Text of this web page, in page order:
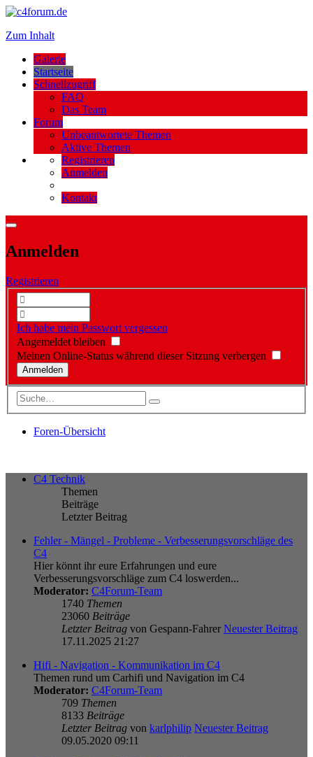
Zum Inhalt
Galerie
Startseite
Schnellzugriff
FAQ
Das Team
Forum
Unbeantwortete Themen
Aktive Themen
Registrieren
Anmelden
Kontakt
Anmelden
Registrieren
Ich habe mein Passwort vergessen
Angemeldet bleiben
Meinen Online-Status während dieser Sitzung verbergen
Foren-Übersicht
C4 Technik
Themen
Beiträge
Letzter Beitrag
Fehler - Mängel - Probleme - Verbesserungsvorschläge des
C4
Hier könnt ihr eure Erfahrungen und eure
Verbesserungsvorschläge zum C4 loswerden...
Moderator: C4Forum-Team
1740 Themen
23060 Beiträge
Letzter Beitrag von Gespann-Fahrer Neuester Beitrag
17.11.2025 21:27
Hifi - Navigation - Kommunikation im C4
Themen rund um Carhifi und Navigation im C4
Moderator: C4Forum-Team
709 Themen
8133 Beiträge
Letzter Beitrag von karlphilip Neuester Beitrag
09.05.2020 09:11